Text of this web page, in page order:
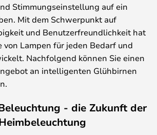
Stimmungseinstellung auf ein
Mit dem Schwerpunkt auf
und Benutzerfreundlichkeit hat
von Lampen für jeden Bedarf und
Nachfolgend können Sie einen
an intelligenten Glühbirnen
- die Zukunft der